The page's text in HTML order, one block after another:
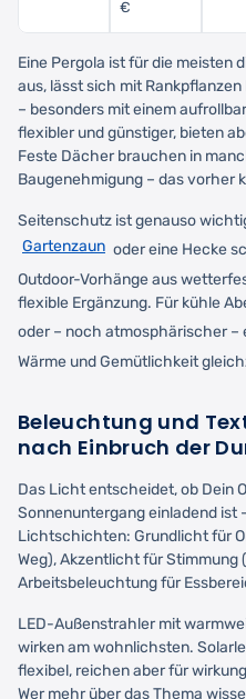
€
Eine Pergola ist für die meisten
aus, lässt sich mit
– besonders mit einem
flexibler und günstiger, bieten
Feste Dächer brauchen in
Baugenehmigung – das vorher
Seitenschutz ist genauso
Gartenzaun oder eine Hecke
Outdoor-Vorhänge aus
flexible Ergänzung. Für kühle
oder – noch atmosphärischer –
Wärme und Gemütlichkeit
Beleuchtung und
nach Einbruch der
Das Licht entscheidet, ob Dein
Sonnenuntergang einladend ist
Lichtschichten: Grundlicht für
Weg), Akzentlicht für
Arbeitsbeleuchtung für
LED-Außenstrahler mit
wirken am wohnlichsten.
flexibel, reichen aber für
Wer mehr über das Thema